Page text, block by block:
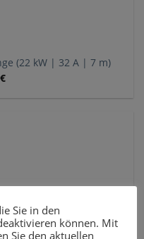
(22 kW | 32 A | 7 m)
€
Sie in den
können. Mit
Sie den aktuellen